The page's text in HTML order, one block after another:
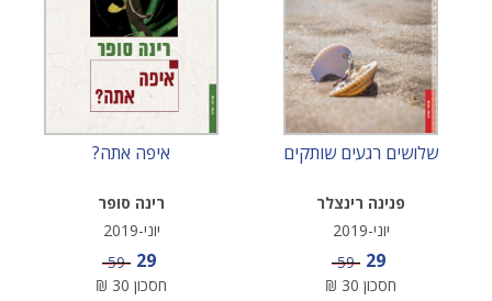
שלושים רגעים שותקים
פנינה רינצלר
יוני-2019
מחיר מבצע
29 מחיר
59
חסכון 30
₪
איפה אתה?
רינה סופר
יוני-2019
מחיר מבצע
29 מחיר
59
חסכון 30
₪